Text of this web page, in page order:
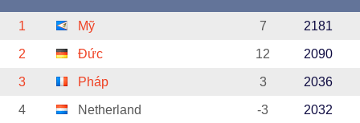
1 Mỹ 7 2181
2 Đức 12 2090
3 Pháp 3 2036
4 Netherland -3 2032